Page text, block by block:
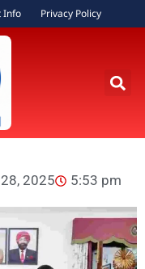
Info Privacy Policy
2025 5:53 pm